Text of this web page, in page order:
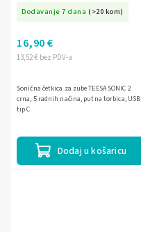
tip C
Dodavanje 7 dana (>20 kom)
13,52 € bez PDV-a
16,90 €
Dodaj u košaricu
Sonična četkica za zube TEESA SONIC 2
crna, 5 radnih načina, putna torbica, USB
tip C